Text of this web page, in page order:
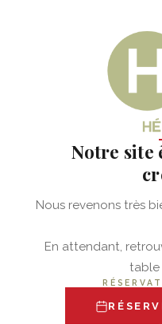
Notre site
Nous revenons très
En attendant,
table